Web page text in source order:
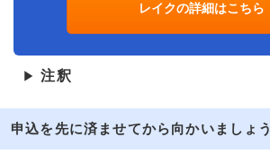
レイクの詳細はこちら
▶ 注釈
申込を先に済ませてから向かいましょう